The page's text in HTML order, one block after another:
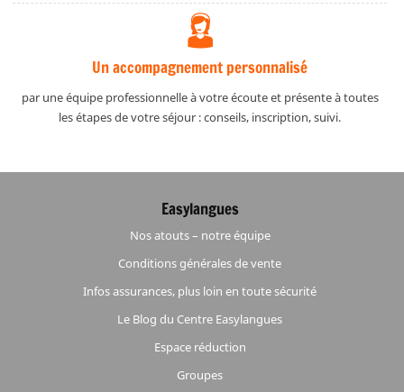
Un accompagnement personnalisé
par une équipe professionnelle à votre écoute et présente à toutes
les étapes de votre séjour : conseils, inscription, suivi.
Easylangues
Nos atouts – notre équipe
Conditions générales de vente
Infos assurances, plus loin en toute sécurité
Le Blog du Centre Easylangues
Espace réduction
Groupes